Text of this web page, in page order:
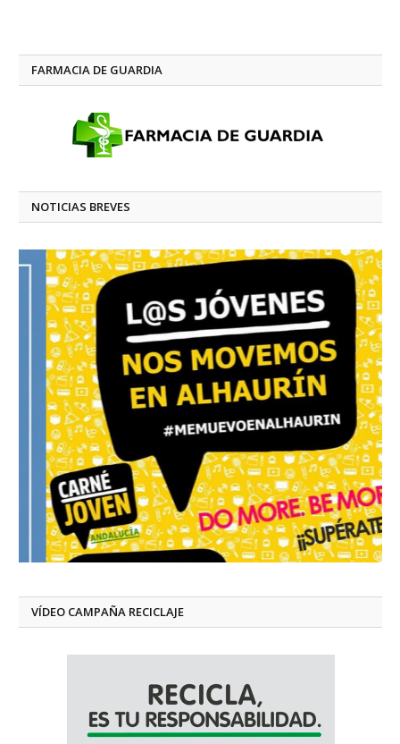
FARMACIA DE GUARDIA
NOTICIAS BREVES
VÍDEO CAMPAÑA RECICLAJE